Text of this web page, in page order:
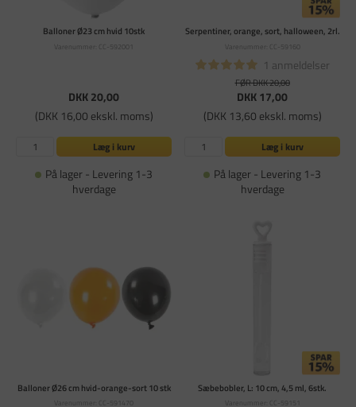
Balloner Ø23 cm hvid 10stk
Varenummer: CC-592001
DKK 20,00
(DKK 16,00 ekskl. moms)
Læg i kurv
På lager - Levering 1-3
hverdage
Serpentiner, orange, sort, halloween, 2rl.
Varenummer: CC-59160
1 anmeldelser
FØR DKK 20,00
DKK 17,00
(DKK 13,60 ekskl. moms)
Læg i kurv
På lager - Levering 1-3
hverdage
Balloner Ø26 cm hvid-orange-sort 10 stk
Varenummer: CC-591470
Sæbebobler, L: 10 cm, 4,5 ml, 6stk.
Varenummer: CC-59151